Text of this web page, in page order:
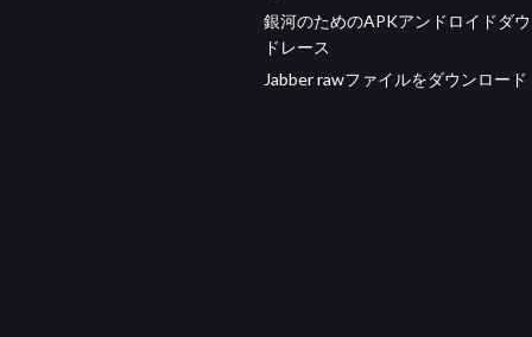
銀河のためのAPKアンドロイドダ
ドレース
Jabber rawファイルをダウンロード